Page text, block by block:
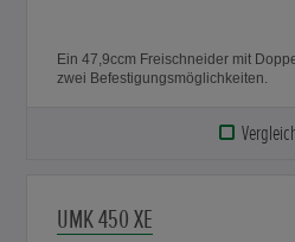
Ein 47,9ccm Freischneider mit Doppelhandgriff,
zwei Befestigungsmöglichkeiten.
UMK 450 XE